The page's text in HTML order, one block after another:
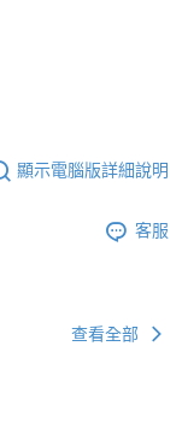
顯示電腦版詳細說明
客服
查看全部